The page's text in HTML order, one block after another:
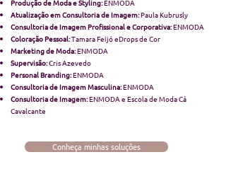
Produção de Moda e Styling:ENMODA
Atualização em Consultoria de Imagem:Paula Kubrusly
Consultoria de Imagem Profissional e Corporativa:ENMODA
Coloração Pessoal:Tamara Feijó eDrops de Cor
Marketing de Moda:ENMODA
Supervisão:Cris Azevedo
Personal Branding:ENMODA
Consultoria de Imagem Masculina:ENMODA
Consultoria de Imagem:ENMODA e Escola de Moda Cá
Cavalcante
Conheça minhas soluções